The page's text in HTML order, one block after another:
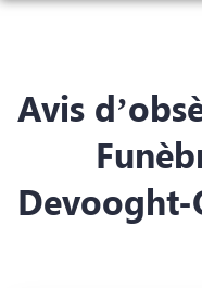
PRÉVOIR SES OBSÈQUES
MONUMENTS
NOTRE CHAMBRE
CONFIGUREZ VOTRE
ESPACES HOMMAGES
Avis
Devooght-